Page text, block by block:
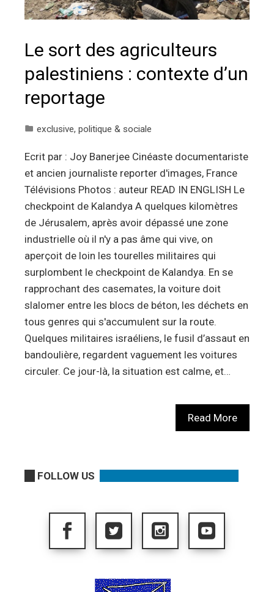
Le sort des agriculteurs
palestiniens : contexte d’un
reportage
exclusive, politique & sociale
Ecrit par : Joy Banerjee Cinéaste documentariste
et ancien journaliste reporter d'images, France
Télévisions Photos : auteur READ IN ENGLISH Le
checkpoint de Kalandya A quelques kilomètres
de Jérusalem, après avoir dépassé une zone
industrielle où il n'y a pas âme qui vive, on
aperçoit de loin les tourelles militaires qui
surplombent le checkpoint de Kalandya. En se
rapprochant des casemates, la voiture doit
slalomer entre les blocs de béton, les déchets en
tous genres qui s'accumulent sur la route.
Quelques militaires israéliens, le fusil d’assaut en
bandoulière, regardent vaguement les voitures
circuler. Ce jour-là, la situation est calme, et…
Read More
FOLLOW US